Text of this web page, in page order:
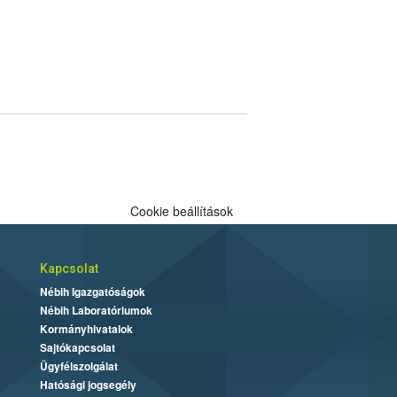
Cookie beállítások
Kapcsolat
Nébih Igazgatóságok
Nébih Laboratóriumok
Kormányhivatalok
Sajtókapcsolat
Ügyfélszolgálat
Hatósági jogsegély